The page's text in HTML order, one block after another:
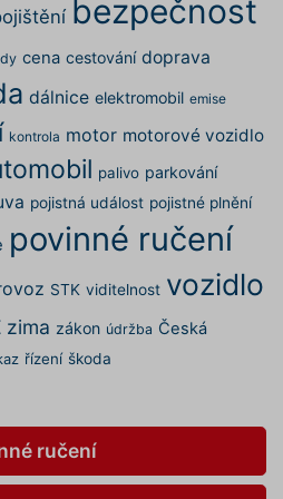
bezpečnost
cena cestování doprava
dálnice elektromobil emise
kontrola motor motorové vozidlo
palivo parkování
pojistná událost pojistné plnění
povinné ručení
STK viditelnost vozidlo
zima zákon údržba Česká
řízení škoda
ručení
AB
.povinne-
1 den
a
.povinne-
ruceni.com
1 den
.povinne-
ruceni.com